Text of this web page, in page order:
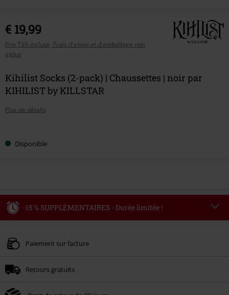
€ 19,99
Prix TVA incluse, Frais d'envoi et d'emballage non
inclus
Kihilist Socks (2-pack) | Chaussettes | noir par
KIHILIST by KILLSTAR
Plus de détails
votreDisponible
-15 % SUPPLÉMENTAIRES - Durée limitée !
Valable jusqu'au 09/08/2026
Une fois le code saisi, la réduction sera automatiquement déduite à la fin de
Paiement sur facture
Retours gratuits